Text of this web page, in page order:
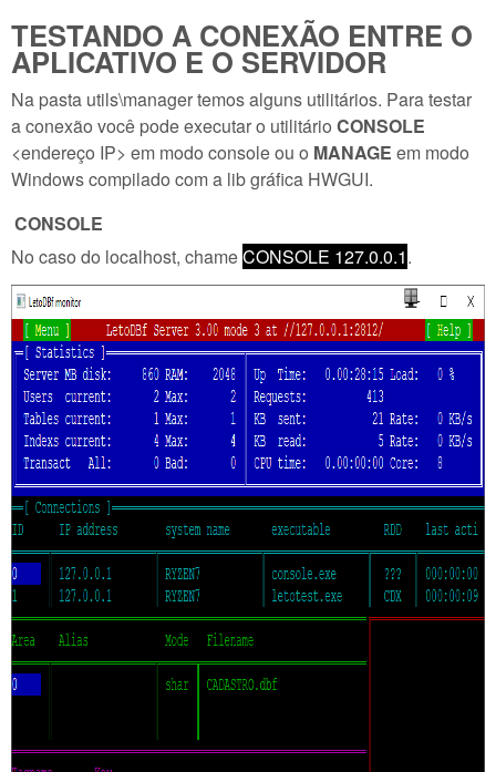
TESTANDO A CONEXÃO ENTRE O
APLICATIVO E O SERVIDOR
Na pasta utils\manager temos alguns utilitários. Para testar
a conexão você pode executar o utilitário CONSOLE
<endereço IP> em modo console ou o MANAGE em modo
Windows compilado com a lib gráfica HWGUI.
CONSOLE
No caso do localhost, chameCONSOLE 127.0.0.1.